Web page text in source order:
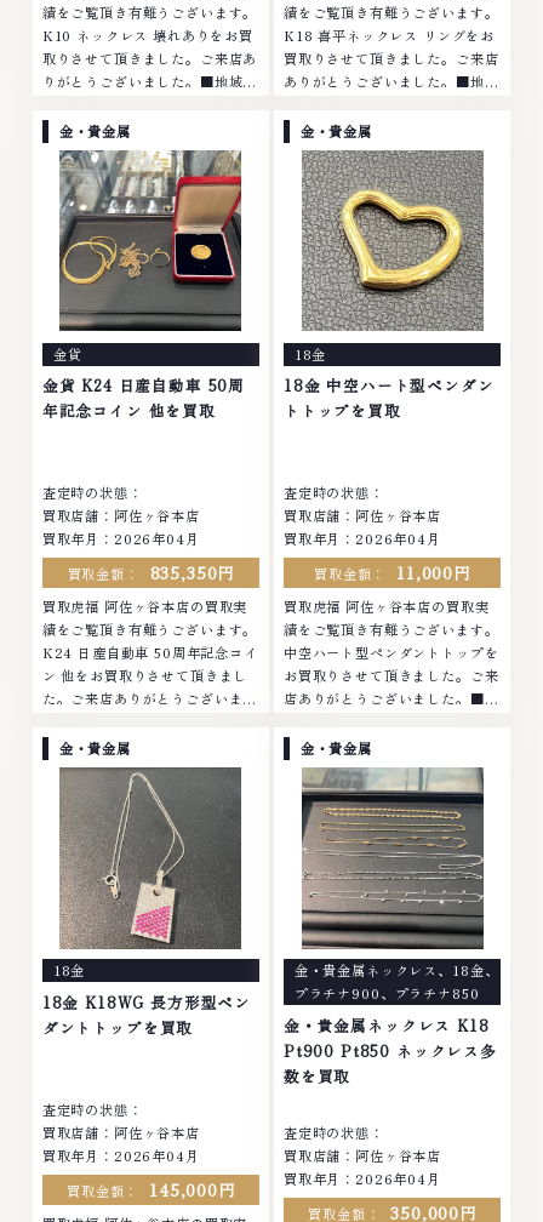
績をご覧頂き有難うございます。
K10 ネックレス 壊れありをお買
取りさせて頂きました。ご来店あ
りがとうございました。■地域買
モンド ブランド品 ブランド衣類
お酒買取りのことなら、お任せく
ださいなかでも金・プラチナ等の
アクセサリー・貴金属・宝石・ダ
イヤモンド・ジュエリーや ブラ
ンド品・時計等は特に自信を持っ
て、高額査定を実現しておりま
す。 古くて使わなくなってしま
ったアクセサリー、動かなくなっ
てしまった腕時計、多くのお品物
の高価買取りを実現しており、他
店ではお値段の付かなかったお品
物でも、一点一点丁寧に無料で査
無休
績をご覧頂き有難うございます。
K18 喜平ネックレス リングをお
買取りさせて頂きました。ご来店
ありがとうございました。■地域
ヤモンド ブランド品 ブランド衣
類 お酒買取りのことなら、お任
せくださいなかでも金・プラチナ
等のアクセサリー・貴金属・宝
石・ダイヤモンド・ジュエリーや
ブランド品・時計等は特に自信を
持って、高額査定を実現しており
ます。 古くて使わなくなってし
まったアクセサリー、動かなくな
ってしまった腕時計、多くのお品
物の高価買取りを実現しており、
他店ではお値段の付かなかったお
品物でも、一点一点丁寧に無料で
中無休
金・貴金属
金貨
金貨 K24 日産自動車 50周
年記念コイン 他を買取
査定時の状態：
買取店舗：阿佐ヶ谷本店
買取年月：2026年04月
買取金額：
835,350円
買取虎福 阿佐ヶ谷本店の買取実
績をご覧頂き有難うございます。
K24 日産自動車 50周年記念コイ
ン 他をお買取りさせて頂きまし
た。ご来店ありがとうございまし
ラチナ ダイヤモンド ブランド品
ブランド衣類 お酒買取りのこと
なら、お任せくださいなかでも
金・プラチナ等のアクセサリー・
貴金属・宝石・ダイヤモンド・ジ
ュエリーや ブランド品・時計等
は特に自信を持って、高額査定を
実現しております。 古くて使わ
なくなってしまったアクセサリ
ー、動かなくなってしまった腕時
計、多くのお品物の高価買取りを
実現しており、他店ではお値段の
付かなかったお品物でも、一点一
～19:00定休日: 年中無休
金・貴金属
18金
18金 中空ハート型ペンダン
トトップを買取
査定時の状態：
買取店舗：阿佐ヶ谷本店
買取年月：2026年04月
買取金額：
11,000円
買取虎福 阿佐ヶ谷本店の買取実
績をご覧頂き有難うございます。
中空ハート型ペンダントトップを
お買取りさせて頂きました。ご来
店ありがとうございました。■地
イヤモンド ブランド品 ブランド
衣類 お酒買取りのことなら、お
任せくださいなかでも金・プラチ
ナ等のアクセサリー・貴金属・宝
石・ダイヤモンド・ジュエリーや
ブランド品・時計等は特に自信を
持って、高額査定を実現しており
ます。 古くて使わなくなってし
まったアクセサリー、動かなくな
ってしまった腕時計、多くのお品
物の高価買取りを実現しており、
他店ではお値段の付かなかったお
品物でも、一点一点丁寧に無料で
査定します。お気軽にご連絡くだ
さい。TEL: 0120-959-764営
業時間: 10:00～19:00定休日: 年
金・貴金属
18金
18金 K18WG 長方形型ペン
ダントトップを買取
査定時の状態：
買取店舗：阿佐ヶ谷本店
買取年月：2026年04月
買取金額：
145,000円
金・貴金属
金・貴金属ネックレス 、 18金、
プラチナ900、 プラチナ850
金・貴金属ネックレス K18
Pt900 Pt850 ネックレス多
数を買取
査定時の状態：
買取店舗：阿佐ヶ谷本店
買取年月：2026年04月
買取金額：
350,000円